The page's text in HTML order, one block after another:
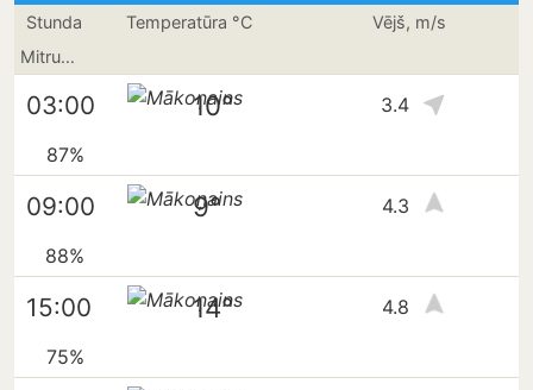
Stunda Temperatūra °C
Vējš, m/s
Mitrums
03:00 10° 3.4
87%
09:00 9° 4.3
88%
15:00 14° 4.8
75%